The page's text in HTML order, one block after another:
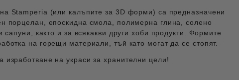
Stamperia (или калъпите за 3D форми) са предназначени
порцелан, епоскидна смола, полимерна глина, солено
сапуни, както и за всякакви други хоби продукти. Формите
на горещи материали, тъй като могат да се стопят.
на украси за хранителни цели!